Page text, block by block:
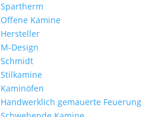
Spartherm
Offene Kamine
Hersteller
M-Design
Schmidt
Stilkamine
Kaminöfen
Handwerklich gemauerte Feuerung